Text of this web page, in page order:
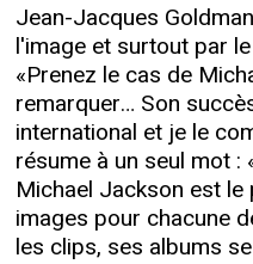
Jean-Jacques
l'image et surtout par
«Prenez le cas de
remarquer… Son
international et je le
résume à un seul mot :
Michael Jackson est
images pour chacune
les clips, ses albums